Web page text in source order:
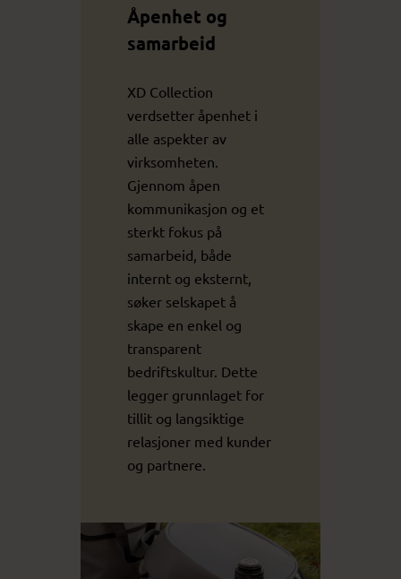
Åpenhet og
samarbeid
XD Collection
verdsetter åpenhet i
alle aspekter av
virksomheten.
Gjennom åpen
kommunikasjon og et
sterkt fokus på
samarbeid, både
internt og eksternt,
søker selskapet å
skape en enkel og
transparent
bedriftskultur. Dette
legger grunnlaget for
tillit og langsiktige
relasjoner med kunder
og partnere.